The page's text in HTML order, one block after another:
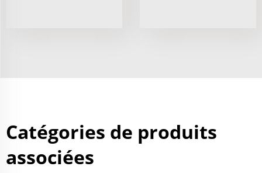
Catégories de produits
associées